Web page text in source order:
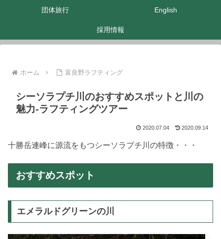
団体旅行 English
採用情報
ホーム 富良野ラフティング
シーソラプチ川のおすすめスポットと川の
魅力-ラフティングツアー
2020.07.04 2020.09.14
十勝岳連峰に源流をもつシーソラプチ川の特徴・・・
おすすめスポット
エメラルドグリーンの川